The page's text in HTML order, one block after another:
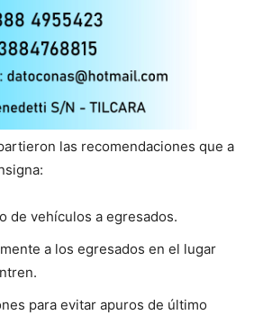
las recomendaciones que a
de vehículos a egresados.
a los egresados en el lugar
para evitar apuros de último